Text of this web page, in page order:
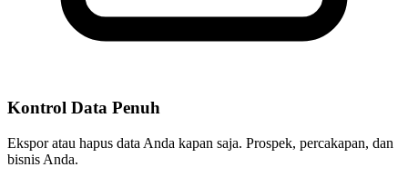
Kontrol Data Penuh
Ekspor atau hapus data Anda kapan saja. Prospek, percakapan, dan
bisnis Anda.